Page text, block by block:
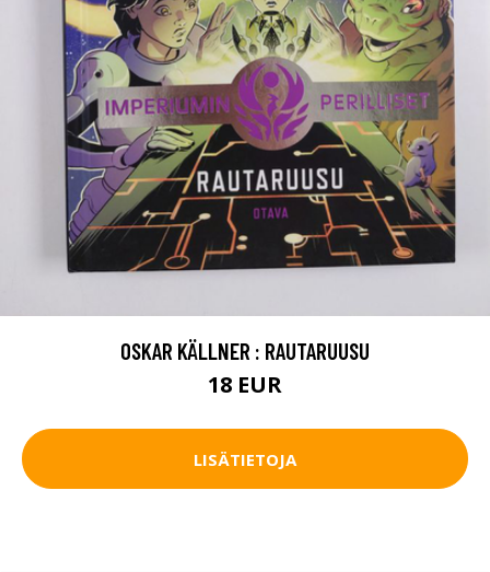
OSKAR KÄLLNER : RAUTARUUSU
18 EUR
LISÄTIETOJA